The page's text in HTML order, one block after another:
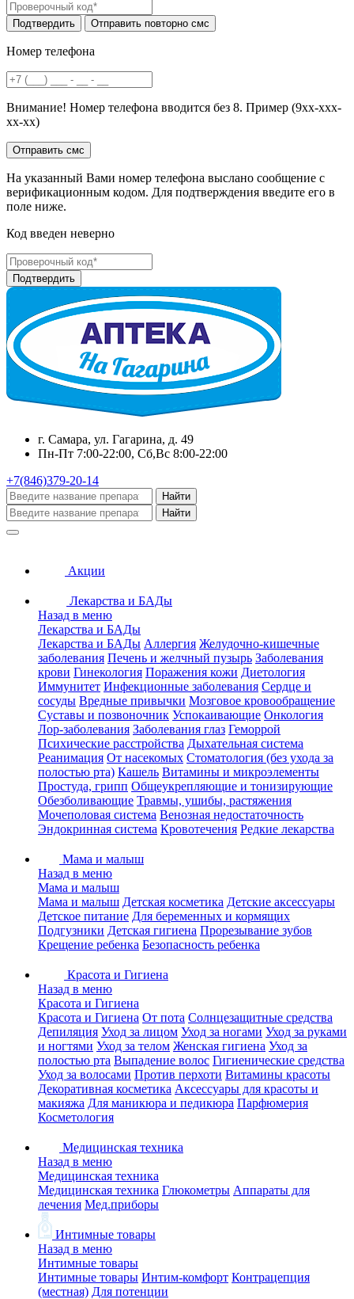
Номер телефона
Внимание! Номер телефона вводится без 8. Пример (9хх-ххх-
хх-хх)
На указанный Вами номер телефона выслано сообщение с
верификационным кодом. Для подтверждения введите его в
поле ниже.
Код введен неверно
г. Самара, ул. Гагарина, д. 49
Пн-Пт 7:00-22:00, Сб,Вс 8:00-22:00
+7(846)379-20-14
Найти
Найти
Акции
Лекарства и БАДы
Назад в меню
Лекарства и БАДы
Лекарства и БАДы Аллергия Желудочно-кишечные
заболевания Печень и желчный пузырь Заболевания
крови Гинекология Поражения кожи Диетология
Иммунитет Инфекционные заболевания Сердце и
сосуды Вредные привычки Мозговое кровообращение
Суставы и позвоночник Успокаивающие Онкология
Лор-заболевания Заболевания глаз Геморрой
Психические расстройства Дыхательная система
Реанимация От насекомых Стоматология (без ухода за
полостью рта) Кашель Витамины и микроэлементы
Простуда, грипп Общеукрепляющие и тонизирующие
Обезболивающие Травмы, ушибы, растяжения
Мочеполовая система Венозная недостаточность
Эндокринная система Кровотечения Редкие лекарства
Мама и малыш
Назад в меню
Мама и малыш
Мама и малыш Детская косметика Детские аксессуары
Детское питание Для беременных и кормящих
Подгузники Детская гигиена Прорезывание зубов
Крещение ребенка Безопасность ребенка
Красота и Гигиена
Назад в меню
Красота и Гигиена
Красота и Гигиена От пота Солнцезащитные средства
Депиляция Уход за лицом Уход за ногами Уход за руками
и ногтями Уход за телом Женская гигиена Уход за
полостью рта Выпадение волос Гигиенические средства
Уход за волосами Против перхоти Витамины красоты
Декоративная косметика Аксессуары для красоты и
макияжа Для маникюра и педикюра Парфюмерия
Косметология
Медицинская техника
Назад в меню
Медицинская техника
Медицинская техника Глюкометры Аппараты для
лечения Мед.приборы
Интимные товары
Назад в меню
Интимные товары
Интимные товары Интим-комфорт Контрацепция
(местная) Для потенции